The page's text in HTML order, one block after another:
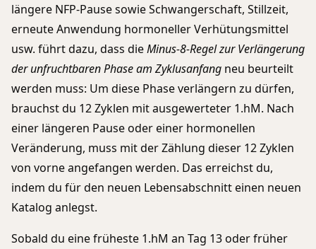
längere NFP-Pause sowie Schwangerschaft, Stillzeit,
erneute Anwendung hormoneller Verhütungsmittel
usw. führt dazu, dass dieMinus-8-Regel zur Verlängerung
der unfruchtbaren Phase am Zyklusanfang neu beurteilt
werden muss: Um diese Phase verlängern zu dürfen,
brauchst du 12 Zyklen mit ausgewerteter 1.hM. Nach
einer längeren Pause oder einer hormonellen
Veränderung, muss mit der Zählung dieser 12 Zyklen
von vorne angefangen werden. Das erreichst du,
indem du für den neuen Lebensabschnitt einen neuen
Katalog anlegst.
Sobald du eine früheste 1.hM an Tag 13 oder früher